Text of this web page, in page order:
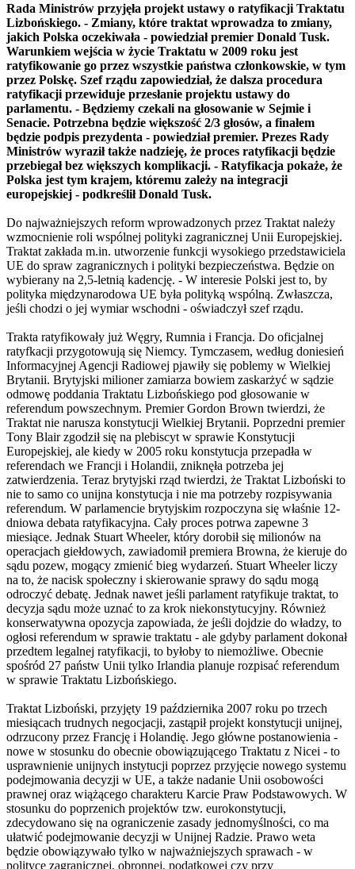
Rada Ministrów przyjęła projekt ustawy o ratyfikacji Traktatu
Lizbońskiego. - Zmiany, które traktat wprowadza to zmiany,
jakich Polska oczekiwała - powiedział premier Donald Tusk.
Warunkiem wejścia w życie Traktatu w 2009 roku jest
ratyfikowanie go przez wszystkie państwa członkowskie, w tym
przez Polskę. Szef rządu zapowiedział, że dalsza procedura
ratyfikacji przewiduje przesłanie projektu ustawy do
parlamentu. - Będziemy czekali na głosowanie w Sejmie i
Senacie. Potrzebna będzie większość 2/3 głosów, a finałem
będzie podpis prezydenta - powiedział premier. Prezes Rady
Ministrów wyraził także nadzieję, że proces ratyfikacji będzie
przebiegał bez większych komplikacji. - Ratyfikacja pokaże, że
Polska jest tym krajem, któremu zależy na integracji
europejskiej - podkreślił Donald Tusk.
Do najważniejszych reform wprowadzonych przez Traktat należy
wzmocnienie roli wspólnej polityki zagranicznej Unii Europejskiej.
Traktat zakłada m.in. utworzenie funkcji wysokiego przedstawiciela
UE do spraw zagranicznych i polityki bezpieczeństwa. Będzie on
wybierany na 2,5-letnią kadencję. - W interesie Polski jest to, by
polityka międzynarodowa UE była polityką wspólną. Zwłaszcza,
jeśli chodzi o jej wymiar wschodni - oświadczył szef rządu.
Trakta ratyfikowały już Węgry, Rumnia i Francja. Do oficjalnej
ratyfkacji przygotowują się Niemcy. Tymczasem, według doniesień
Informacyjnej Agencji Radiowej pjawiły się poblemy w Wielkiej
Brytanii. Brytyjski milioner zamiarza bowiem zaskarżyć w sądzie
odmowę poddania Traktatu Lizbońskiego pod głosowanie w
referendum powszechnym. Premier Gordon Brown twierdzi, że
Traktat nie narusza konstytucji Wielkiej Brytanii. Poprzedni premier
Tony Blair zgodził się na plebiscyt w sprawie Konstytucji
Europejskiej, ale kiedy w 2005 roku konstytucja przepadła w
referendach we Francji i Holandii, zniknęła potrzeba jej
zatwierdzenia. Teraz brytyjski rząd twierdzi, że Traktat Lizboński to
nie to samo co unijna konstytucja i nie ma potrzeby rozpisywania
referendum. W parlamencie brytyjskim rozpoczyna się właśnie 12-
dniowa debata ratyfikacyjna. Cały proces potrwa zapewne 3
miesiące. Jednak Stuart Wheeler, który dorobił się milionów na
operacjach giełdowych, zawiadomił premiera Browna, że kieruje do
sądu pozew, mogący zmienić bieg wydarzeń. Stuart Wheeler liczy
na to, że nacisk społeczny i skierowanie sprawy do sądu mogą
odroczyć debatę. Jednak nawet jeśli parlament ratyfikuje traktat, to
decyzja sądu może uznać to za krok niekonstytucyjny. Również
konserwatywna opozycja zapowiada, że jeśli dojdzie do władzy, to
ogłosi referendum w sprawie traktatu - ale gdyby parlament dokonał
przedtem legalnej ratyfikacji, to byłoby to niemożliwe. Obecnie
spośród 27 państw Unii tylko Irlandia planuje rozpisać referendum
w sprawie Traktatu Lizbońskiego.
Traktat Lizboński, przyjęty 19 października 2007 roku po trzech
miesiącach trudnych negocjacji, zastąpił projekt konstytucji unijnej,
odrzucony przez Francję i Holandię. Jego główne postanowienia -
nowe w stosunku do obecnie obowiązującego Traktatu z Nicei - to
usprawnienie unijnych instytucji poprzez przyjęcie nowego systemu
podejmowania decyzji w UE, a także nadanie Unii osobowości
prawnej oraz wiążącego charakteru Karcie Praw Podstawowych. W
stosunku do poprzenich projektów tzw. eurokonstytucji,
zdecydowano się na ograniczenie zasady jednomyślności, co ma
ułatwić podejmowanie decyzji w Unijnej Radzie. Prawo weta
będzie obowiązywało tylko w najważniejszych sprawach - w
polityce zagranicznej, obronnej, podatkowej czy przy